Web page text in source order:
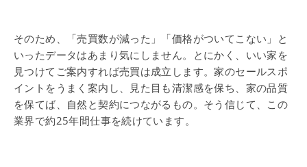
そのため、「売買数が減った」「価格がついてこない」と
いったデータはあまり気にしません。とにかく、いい家を
見つけてご案内すれば売買は成立します。家のセールスポ
イントをうまく案内し、見た目も清潔感を保ち、家の品質
を保てば、自然と契約につながるもの。そう信じて、この
業界で約25年間仕事を続けています。